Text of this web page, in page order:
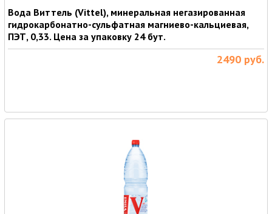
Вода Виттель (Vittel), минеральная негазированная
гидрокарбонатно-сульфатная магниево-кальциевая,
ПЭТ, 0,33. Цена за упаковку 24 бут.
2490 руб.